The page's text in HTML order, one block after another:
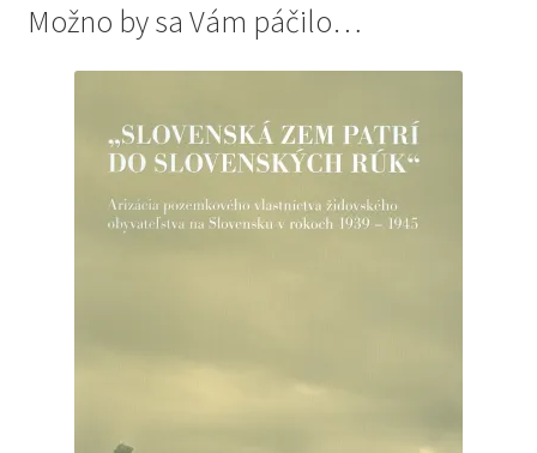
Možno by sa Vám páčilo…